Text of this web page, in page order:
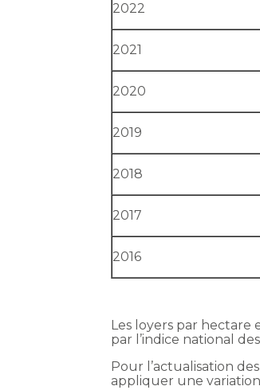
2022
2021
2020
2019
2018
2017
2016
Les loyers par
par l’indice national
Pour l’actualisation
appliquer une